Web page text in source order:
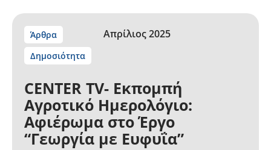
Άρθρα
Δημοσιότητα
Απρίλιος 2025
CENTER TV- Εκπομπή
Αγροτικό Ημερολόγιο:
Αφιέρωμα στο Έργο
“Γεωργία με Ευφυΐα”